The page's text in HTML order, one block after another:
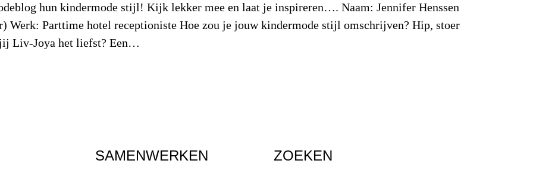
hun kindermode stijl! Kijk lekker mee en laat je inspireren…. Naam: Jennifer Henssen
Parttime hotel receptioniste Hoe zou je jouw kindermode stijl omschrijven? Hip, stoer
Liv-Joya het liefst? Een…
SAMENWERKEN ZOEKEN